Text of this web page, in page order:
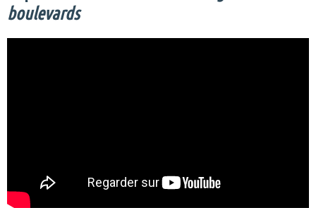
boulevards